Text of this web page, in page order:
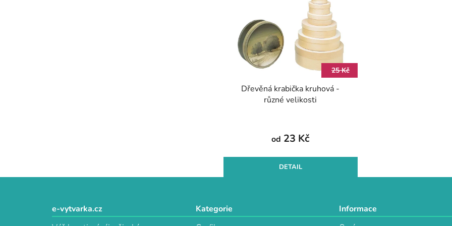
25 Kč
Dřevěná krabička kruhová -
různé velikosti
od 23 Kč
DETAIL
e-vytvarka.cz
Kategorie
Informace